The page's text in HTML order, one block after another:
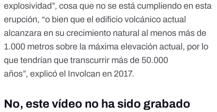
explosividad”, cosa que no se está cumpliendo en esta
erupción, “o bien que el edificio volcánico actual
alcanzara en su crecimiento natural al menos más de
1.000 metros sobre la máxima elevación actual, por lo
que tendrían que transcurrir más de 50.000
años”, explicó el Involcan en 2017.
No, este vídeo no ha sido grabado